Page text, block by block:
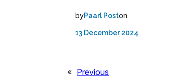
byPaarl Poston
13 December 2024
« Previous